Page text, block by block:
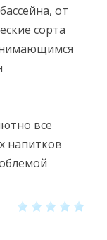
от
сорта
все
напитков